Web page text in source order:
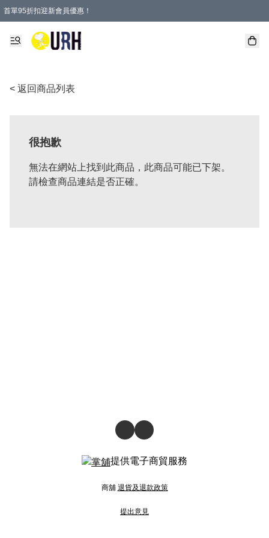
首單95折扣迎新會員優惠！
特選會員可享全單低至 95 折優惠！
單一訂單滿HKD600(澳門HKD800)包郵寄順豐送到家。
< 返回商品列表
很抱歉
無法在網站上找到此商品，此商品可能已下架。
請檢查商品連結是否正確。
提供電子商貿服務
商舖 退貨及退款政策
提出意見